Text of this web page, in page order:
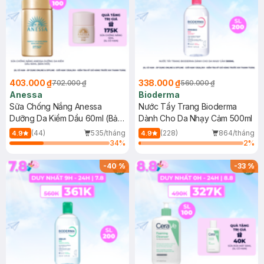
403.000 ₫702.000 ₫
Anessa
Sữa Chống Nắng Anessa
Dưỡng Da Kiềm Dầu 60ml (Bản
Mới)
4.9 (44)
535/tháng
34%
338.000 ₫560.000 ₫
Bioderma
Nước Tẩy Trang Bioderma
Dành Cho Da Nhạy Cảm 500ml
4.9 (228)
864/tháng
2%
-40% -33%